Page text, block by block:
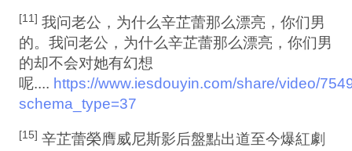
[11] 我问老公，为什么辛芷蕾那么漂亮，你们男
的。我问老公，为什么辛芷蕾那么漂亮，你们男
的却不会对她有幻想
呢.... https://www.iesdouyin.com/share/video/
schema_type=37
[15] 辛芷蕾榮膺威尼斯影后盤點出道至今爆紅劇